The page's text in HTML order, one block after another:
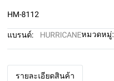
HM-8112
แบรนด์: HURRICANEหมวดหมู่:
รายละเอียดสินค้า